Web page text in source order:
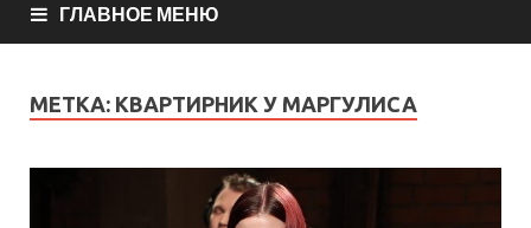
ГЛАВНОЕ МЕНЮ
МЕТКА: КВАРТИРНИК У МАРГУЛИСА